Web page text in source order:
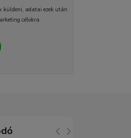
küldeni, adatai ezek után
célokra.